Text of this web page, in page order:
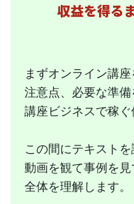
収益を得る
まずオンライン講
注意点、必要な準
講座ビジネスで稼ぐ
この間にテキストを
動画を観て事例を見
全体を理解します。